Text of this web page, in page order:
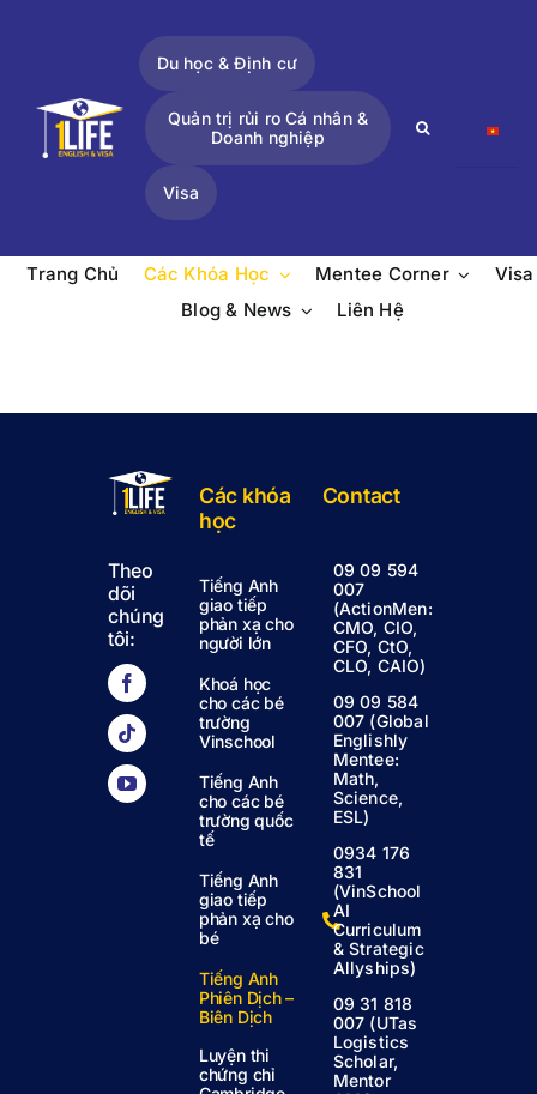
Du học & Định cư
Quản trị rủi ro Cá nhân &
Doanh nghiệp
Visa
Search
Trang Chủ Các Khóa Học Mentee Corner
Visa
Blog & News
Liên Hệ
Theo
dõi
chúng
tôi:
Các khóa
học
Tiếng Anh
giao tiếp
phản xạ cho
người lớn
Khoá học
cho các bé
trường
Vinschool
Tiếng Anh
cho các bé
trường quốc
tế
Tiếng Anh
giao tiếp
phản xạ cho
bé
Tiếng Anh
Phiên Dịch –
Biên Dịch
Luyện thi
chứng chỉ
Contact
09 09 594
007
(ActionMen:
CMO, CIO,
CFO, CtO,
CLO, CAIO)
09 09 584
007 (Global
Englishly
Mentee:
Math,
Science,
ESL)
0934 176
831
(VinSchool
AI
Curriculum
& Strategic
Allyships)
09 31 818
007 (UTas
Logistics
Scholar,
Mentor